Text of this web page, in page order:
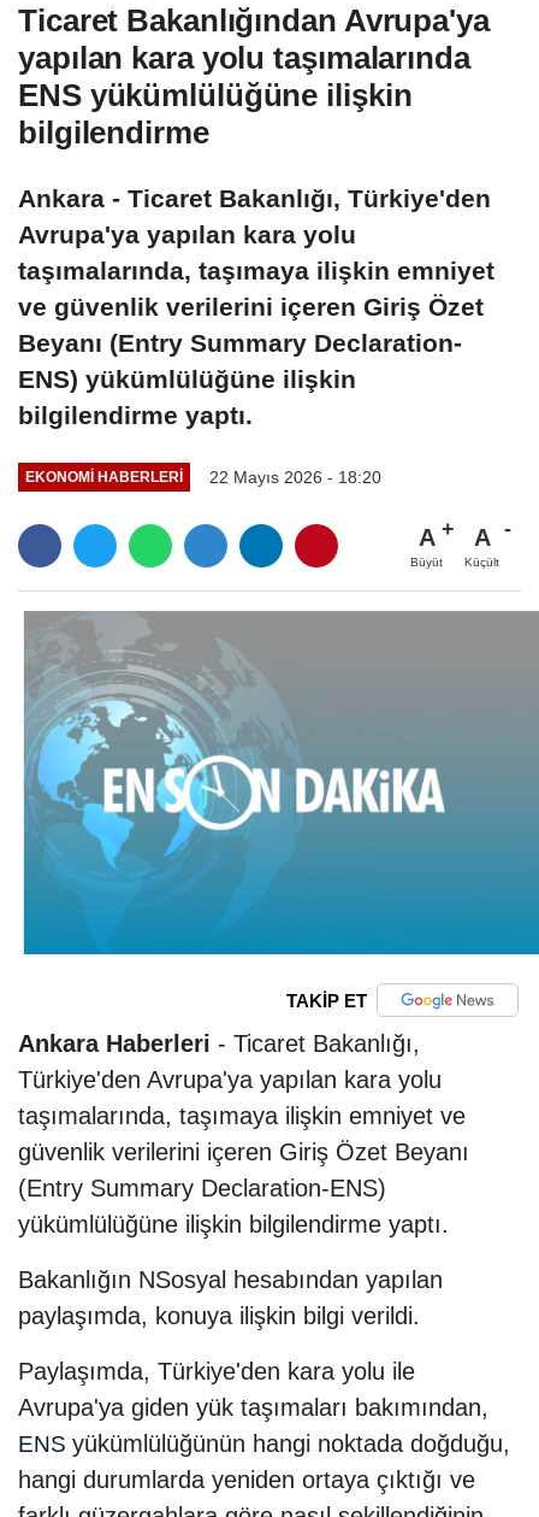
Ticaret Bakanlığından Avrupa'ya
yapılan kara yolu taşımalarında
ENS yükümlülüğüne ilişkin
bilgilendirme
Ankara - Ticaret Bakanlığı, Türkiye'den
Avrupa'ya yapılan kara yolu
taşımalarında, taşımaya ilişkin emniyet
ve güvenlik verilerini içeren Giriş Özet
Beyanı (Entry Summary Declaration-
ENS) yükümlülüğüne ilişkin
bilgilendirme yaptı.
EKONOMI HABERLERI 22 Mayıs 2026 - 18:20
A
Büyüt
A
Küçült
TAKİP ET
Ankara Haberleri - Ticaret Bakanlığı,
Türkiye'den Avrupa'ya yapılan kara yolu
taşımalarında, taşımaya ilişkin emniyet ve
güvenlik verilerini içeren Giriş Özet Beyanı
(Entry Summary Declaration-ENS)
yükümlülüğüne ilişkin bilgilendirme yaptı.
Bakanlığın NSosyal hesabından yapılan
paylaşımda, konuya ilişkin bilgi verildi.
Paylaşımda, Türkiye'den kara yolu ile
Avrupa'ya giden yük taşımaları bakımından,
ENS yükümlülüğünün hangi noktada doğduğu,
hangi durumlarda yeniden ortaya çıktığı ve